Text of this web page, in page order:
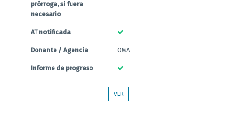
prórroga, si fuera
necesario
AT notificada
Donante / Agencia OMA
Informe de progreso
VER